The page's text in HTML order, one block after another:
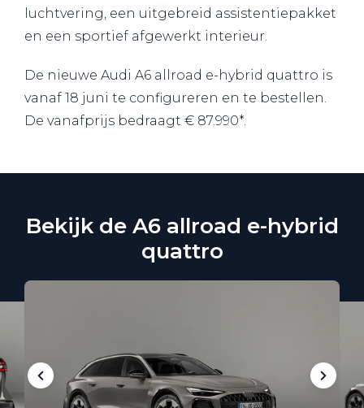
luchtvering, een uitgebreid assistentiepakket
en een sportief afgewerkt interieur.
De nieuwe Audi A6 allroad e-hybrid quattro is
vanaf 18 juni te configureren en te bestellen.
De vanafprijs bedraagt € 87.990*.
Bekijk de A6 allroad e-hybrid
quattro